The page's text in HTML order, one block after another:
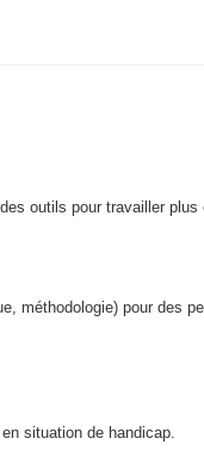
outils pour travailler
méthodologie) pour des
situation de handicap.